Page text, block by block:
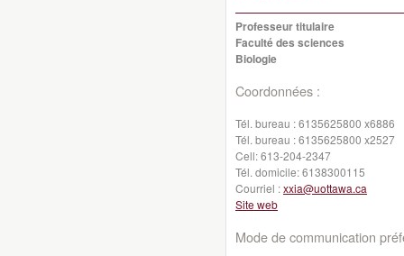
Professeur titulaire
Faculté des sciences
Biologie
Coordonnées :
Tél. bureau :6135625800 x6886
Tél. bureau :6135625800 x2527
Cell:613-204-2347
Tél. domicile:6138300115
Courriel :xxia@uottawa.ca
Site web
Mode de communication